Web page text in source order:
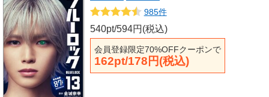
985件
540pt/594円(税込)
会員登録限定70%OFFクーポンで
162pt/178円(税込)